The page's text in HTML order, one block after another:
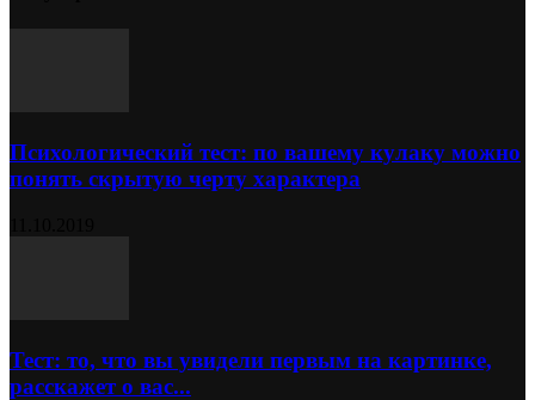
Психологический тест: по вашему кулаку можно
понять скрытую черту характера
Тест: то, что вы увидели первым на картинке,
расскажет о вас...